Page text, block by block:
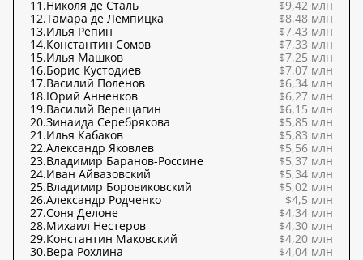
11.Николя де Сталь
$9,42 млн
12.Тамара де Лемпицка
$8,48 млн
13.Илья Репин
$7,43 млн
14.Константин Сомов
$7,33 млн
15.Илья Машков
$7,25 млн
16.Борис Кустодиев
$7,07 млн
17.Василий Поленов
$6,34 млн
18.Юрий Анненков
$6,27 млн
19.Василий Верещагин
$6,15 млн
20.Зинаида Серебрякова
$5,85 млн
21.Илья Кабаков
$5,83 млн
22.Александр Яковлев
$5,56 млн
23.Владимир Баранов-Россине
$5,37 млн
24.Иван Айвазовский
$5,34 млн
25.Владимир Боровиковский
$5,02 млн
26.Александр Родченко
$4,5 млн
27.Соня Делоне
$4,34 млн
28.Михаил Нестеров
$4,30 млн
29.Константин Маковский
$4,20 млн
30.Вера Рохлина $4,04 млн